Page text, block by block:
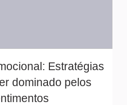
Estratégias
dominado pelos